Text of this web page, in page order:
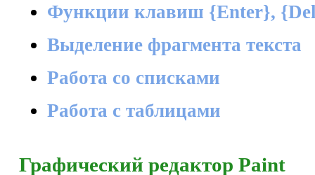
Функции клавиш {Enter},
Выделение фрагмента текста
Работа со списками
Работа с таблицами
Графический редактор Paint